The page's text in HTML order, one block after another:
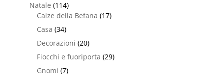
Natale (114)
Calze della Befana (17)
Casa (34)
Decorazioni (20)
Fiocchi e fuoriporta (29)
Gnomi (7)